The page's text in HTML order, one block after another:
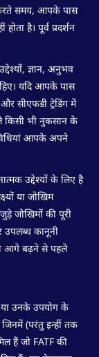
करते समय, आपके पास
है। पूर्व प्रदर्शन
ज्ञान, अनुभव
यदि आपके पास
सीएफडी ट्रेडिंग में
किसी भी नुकसान के
आपके अपने
उद्देश्यों के लिए है
या जोखिम
जोखिमों की पूरी
उपलब्ध कानूनी
आगे बढ़ने से पहले
या उनके उपयोग के
जिनमें (परंतु इन्हीं तक
हैं जो FATF की